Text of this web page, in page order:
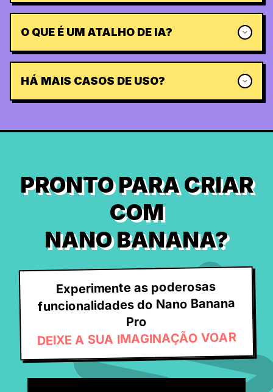
O QUE É UM ATALHO DE IA?
HÁ MAIS CASOS DE USO?
PRONTO PARA CRIAR
COM
NANO BANANA?
Experimente as poderosas
funcionalidades do Nano Banana
Pro
DEIXE A SUA IMAGINAÇÃO VOAR